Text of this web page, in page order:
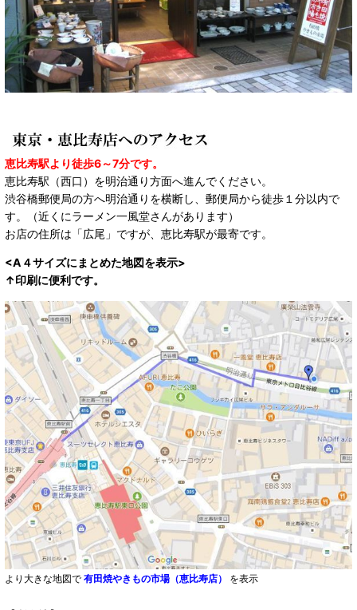
恵比寿駅より徒歩6～7分です。
恵比寿駅（西口）を明治通り方面へ進んでください。
渋谷橋郵便局の方へ明治通りを横断し、郵便局から徒歩１分以内で
す。（近くにラーメン一風堂さんがあります）
お店の住所は「広尾」ですが、恵比寿駅が最寄です。
<A４サイズにまとめた地図を表示>
↑印刷に便利です。
より大きな地図で 有田焼やきもの市場（恵比寿店） を表示